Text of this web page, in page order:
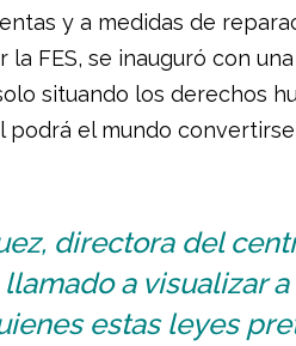
y a medidas de
FES, se inauguró con
situando los derechos
el mundo
directora del
a visualizar a
estas leyes